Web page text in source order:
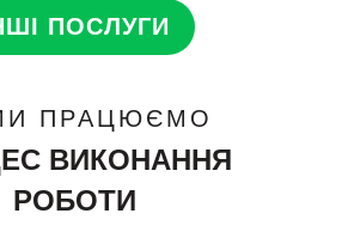
ПОСЛУГИ
ПРАЦЮЄМО
ВИКОНАННЯ
РОБОТИ